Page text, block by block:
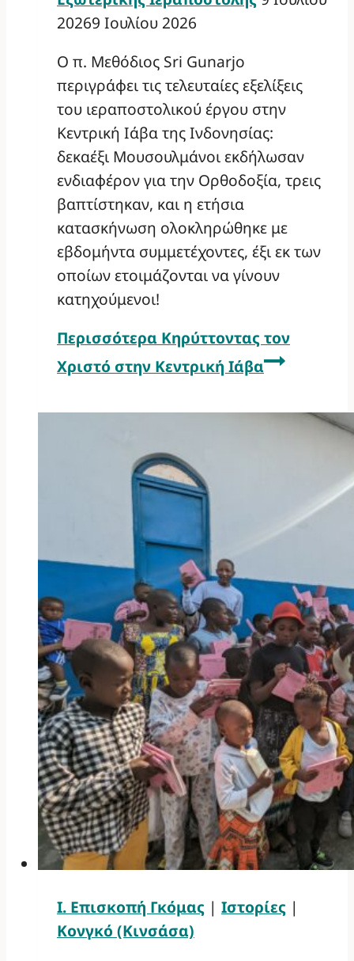
20269 Ιουλίου 2026
Ο π. Μεθόδιος Sri Gunarjo
περιγράφει τις τελευταίες εξελίξεις
του ιεραποστολικού έργου στην
Κεντρική Ιάβα της Ινδονησίας:
δεκαέξι Μουσουλμάνοι εκδήλωσαν
ενδιαφέρον για την Ορθοδοξία, τρεις
βαπτίστηκαν, και η ετήσια
κατασκήνωση ολοκληρώθηκε με
εβδομήντα συμμετέχοντες, έξι εκ των
οποίων ετοιμάζονται να γίνουν
κατηχούμενοι!
Περισσότερα Κηρύττοντας τον
Χριστό στην Κεντρική Ιάβα
Ι. Επισκοπή Γκόμας | Ιστορίες |
Κονγκό (Κινσάσα)